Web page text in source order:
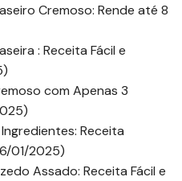
Cremoso: Rende até 8
: Receita Fácil e
com Apenas 3
Receita
01/2025)
Assado: Receita Fácil e